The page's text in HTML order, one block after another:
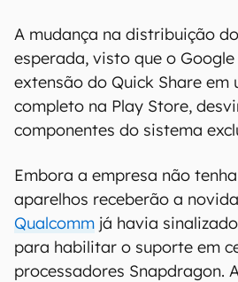
A mudança na distribuição
esperada, visto que o
extensão do Quick Share em
completo na Play Store,
componentes do sistema
Embora a empresa não
aparelhos receberão a
Qualcomm já havia
para habilitar o suporte em
processadores Snapdragon.